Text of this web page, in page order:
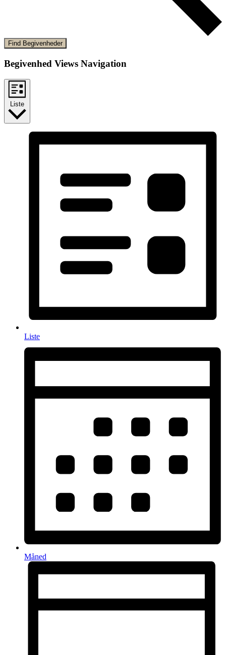
Find Begivenheder
Begivenhed Views Navigation
Liste
Liste
Måned